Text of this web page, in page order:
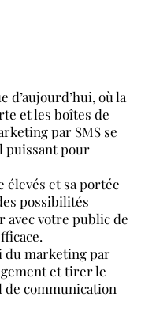
d’aujourd’hui, où la
et les boîtes de
par SMS se
puissant pour
élevés et sa portée
possibilités
avec votre public de
marketing par
et tirer le
communication